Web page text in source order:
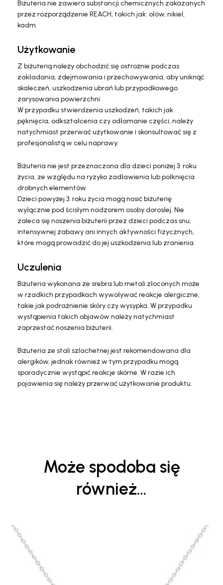
Biżuteria nie zawiera substancji chemicznych zakazanych
przez rozporządzenie REACH, takich jak: ołów, nikiel,
kadm.
Użytkowanie
Z biżuterią należy obchodzić się ostrożnie podczas
zakładania, zdejmowania i przechowywania, aby uniknąć
skaleczeń, uszkodzenia ubrań lub przypadkowego
zarysowania powierzchni.
W przypadku stwierdzenia uszkodzeń, takich jak
pęknięcia, odkształcenia czy odłamanie części, należy
natychmiast przerwać użytkowanie i skonsultować się z
profesjonalistą w celu naprawy.
Biżuteria nie jest przeznaczona dla dzieci poniżej 3. roku
życia, ze względu na ryzyko zadławienia lub połknięcia
drobnych elementów.
Dzieci powyżej 3. roku życia mogą nosić biżuterię
wyłącznie pod ścisłym nadzorem osoby dorosłej. Nie
zaleca się noszenia biżuterii przez dzieci podczas snu,
intensywnej zabawy ani innych aktywności fizycznych,
które mogą prowadzić do jej uszkodzenia lub zranienia.
Uczulenia
Biżuteria wykonana ze srebra lub metali złoconych może
w rzadkich przypadkach wywoływać reakcje alergiczne,
takie jak podrażnienie skóry czy wysypka. W przypadku
wystąpienia takich objawów należy natychmiast
zaprzestać noszenia biżuterii.
Biżuteria ze stali szlachetnej jest rekomendowana dla
alergików, jednak również w tym przypadku mogą
sporadycznie wystąpić reakcje skórne. W razie ich
pojawienia się należy przerwać użytkowanie produktu.
Może spodoba się
również…